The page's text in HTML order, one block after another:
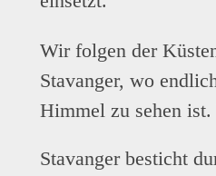
Wir folgen der
Stavanger, wo
Himmel zu sehen
Stavanger besticht